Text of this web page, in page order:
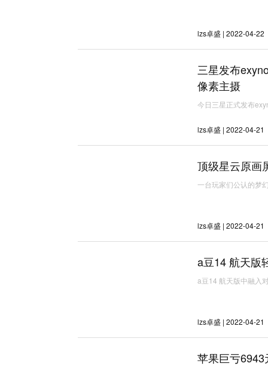
lzs卓盛 | 2022-04-22
三星发布
像素主摄
今日三星正式发布
lzs卓盛 | 2022-04-21
顶级星云原画
一台玩家们公认的梦
lzs卓盛 | 2022-04-21
a豆14 航天版
a豆14 航天版中融入
lzs卓盛 | 2022-04-21
苹果巨亏